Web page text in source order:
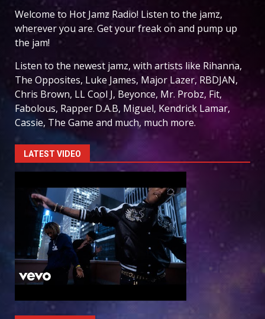
Welcome to Hot Jamz Radio! Listen to the jamz,
wherever you are. Get your freak on and pump up
the jam!
Listen to the newest jamz, with artists like Rihanna,
The Opposites, Luke James, Major Lazer, RBDJAN,
Chris Brown, LL Cool J, Beyonce, Mr. Probz, Fit,
Fabolous, Rapper D.A.B, Miguel, Kendrick Lamar,
Cassie, The Game and much, much more.
LATEST VIDEO